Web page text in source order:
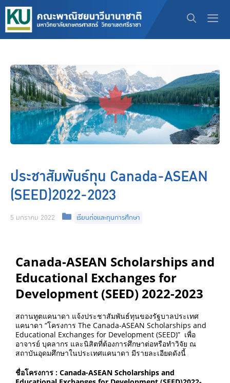
ประชาสัมพันธ์ทุน Canada-ASEAN
(SEED)2022-2023
5 มกราคม 2022 เรียนต่อและทุนการศึกษา
Canada-ASEAN Scholarships and
Educational Exchanges for
Development (SEED) 2022-2023
สถานทูตแคนาดา แจ้งประชาสัมพันธ์ทุนของรัฐบาลประเทศ
แคนาดา “โครงการ The Canada-ASEAN Scholarships and
Educational Exchanges for Development (SEED)” เพื่อ
อาจารย์ บุคลากร และนิสิตที่ต้องการศึกษาต่อหรือทำวิจัย ณ
สถาบันอุดมศึกษาในประเทศแคนาดา มีรายละเอียดดังนี้
ชื่อโครงการ : Canada-ASEAN Scholarships and